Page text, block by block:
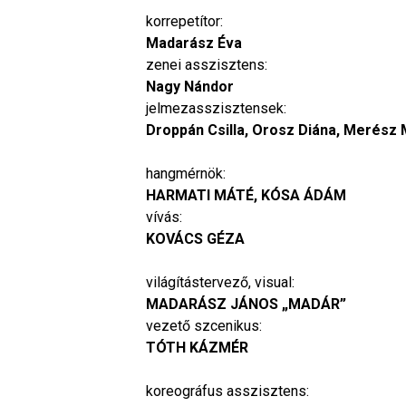
korrepetítor:
Madarász Éva
zenei asszisztens:
Nagy Nándor
jelmezasszisztensek:
Droppán Csilla, Orosz Diána, Merész
hangmérnök:
HARMATI MÁTÉ, KÓSA ÁDÁM
vívás:
KOVÁCS GÉZA
világítástervező, visual:
MADARÁSZ JÁNOS „MADÁR”
vezető szcenikus:
TÓTH KÁZMÉR
koreográfus asszisztens: